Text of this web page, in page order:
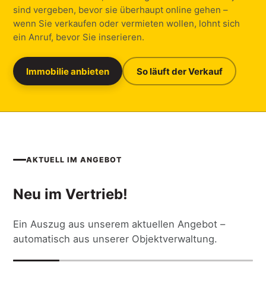
sind vergeben, bevor sie überhaupt online gehen –
wenn Sie verkaufen oder vermieten wollen, lohnt sich
ein Anruf, bevor Sie inserieren.
Immobilie anbieten So läuft der Verkauf
AKTUELL IM ANGEBOT
Neu im Vertrieb!
Ein Auszug aus unserem aktuellen Angebot –
automatisch aus unserer Objektverwaltung.